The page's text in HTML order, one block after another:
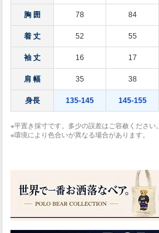
胸 囲 78 84
着 丈 52 55
袖 丈 16 17
肩 幅 35 38
身長 135-145 145-155
※平置き採寸です。多少の誤差はご容赦ください。
※環境により色合いが異なる場合があります。